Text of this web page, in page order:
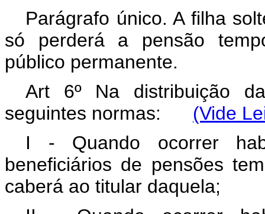
Parágrafo único. A filha
só perderá a pensão
público permanente.
Art 6º Na distribuição
seguintes normas: (Vide
I - Quando ocorrer
beneficiários de pensões
caberá ao titular daquela;